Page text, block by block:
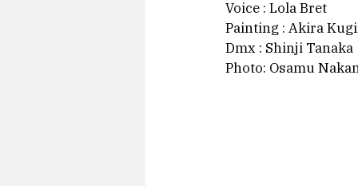
Voice : Lola Bret
Painting : Akira
Dmx : Shinji Tanaka
Photo: Osamu